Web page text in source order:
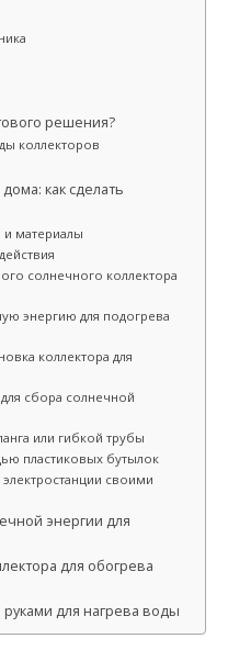
решения?
коллекторов
как сделать
материалы
солнечного коллектора
энергию для подогрева
коллектора для
сбора солнечной
или гибкой трубы
пластиковых бутылок
своими
энергии для
для обогрева
для нагрева воды